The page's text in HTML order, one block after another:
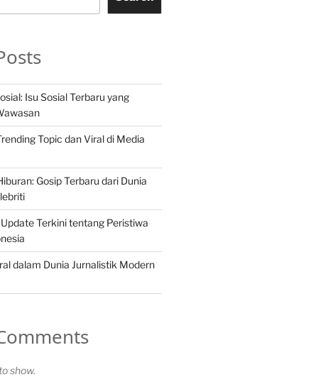
Isu Sosial Terbaru yang
Topic dan Viral di Media
Gosip Terbaru dari Dunia
Terkini tentang Peristiwa
dalam Dunia Jurnalistik Modern
show.